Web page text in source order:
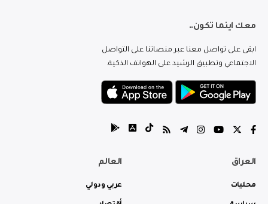
معك اينما تكون..
ابقى على تواصل معنا عبر منصاتنا على التواصل
الاجتماعي وتطبيق الرشيد على الهواتف الذكية.
العراق
محليات
العالم
عربي ودولي